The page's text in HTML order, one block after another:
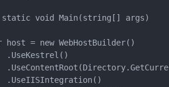
void Main(string[] args)
host = new WebHostBuilder()
.UseKestrel()
.UseIISIntegration()